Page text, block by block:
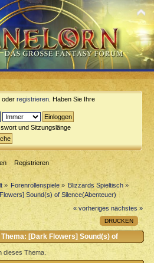
oder registrieren . Haben Sie Ihre
und Sitzungslänge
Registrieren
» Forenrollenspiele» Blizzards Spieltisch »
Sound(s) of Silence(Abenteuer)
« vorheriges nächstes »
DRUCKEN
Thema: [Dark Flowers] Sound(s) of
8629 mal)
dieses Thema.